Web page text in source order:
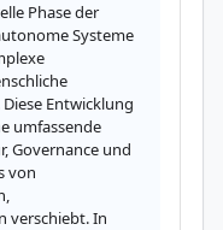
Phase der
Systeme
Entwicklung
umfassende
Governance und
von
verschiebt. In